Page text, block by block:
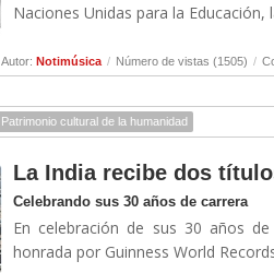
Naciones Unidas para la Educación,
Autor: Notimúsica / Número de vistas (1505) /
Patrimonio cultural de la humanidad
La India recibe dos
Celebrando sus 30 años de carrera
En celebración de sus 30 años
honrada por Guinness World